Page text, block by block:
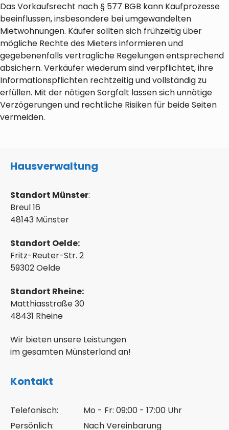
Das Vorkaufsrecht nach § 577 BGB kann Kaufprozesse
beeinflussen, insbesondere bei umgewandelten
Mietwohnungen. Käufer sollten sich frühzeitig über
mögliche Rechte des Mieters informieren und
gegebenenfalls vertragliche Regelungen entsprechend
absichern. Verkäufer wiederum sind verpflichtet, ihre
Informationspflichten rechtzeitig und vollständig zu
erfüllen. Mit der nötigen Sorgfalt lassen sich unnötige
Verzögerungen und rechtliche Risiken für beide Seiten
vermeiden.
Hausverwaltung
Standort Münster:
Breul 16
48143 Münster
Standort Oelde:
Fritz-Reuter-Str. 2
59302 Oelde
Standort Rheine:
Matthiasstraße 30
48431 Rheine
Wir bieten unsere Leistungen
im gesamten Münsterland an!
Kontakt
Telefonisch:
Persönlich:
Mo - Fr: 09:00 - 17:00 Uhr
Nach Vereinbarung